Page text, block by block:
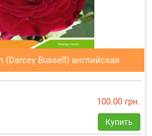
(Darcey Bussell) английская
100.00 грн.
Купить